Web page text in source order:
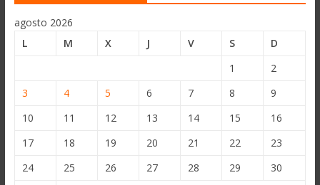
agosto 2026
L
M X J V S
D
1
2
3
4 5 6 7 8
9
10
11 12 13 14 15
16
17
18 19 20 21 22
23
24
25 26 27 28 29
30